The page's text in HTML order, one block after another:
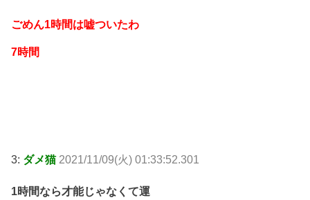
ごめん1時間は嘘ついたわ
7時間
3: ダメ猫 2021/11/09(火) 01:33:52.301
1時間なら才能じゃなくて運